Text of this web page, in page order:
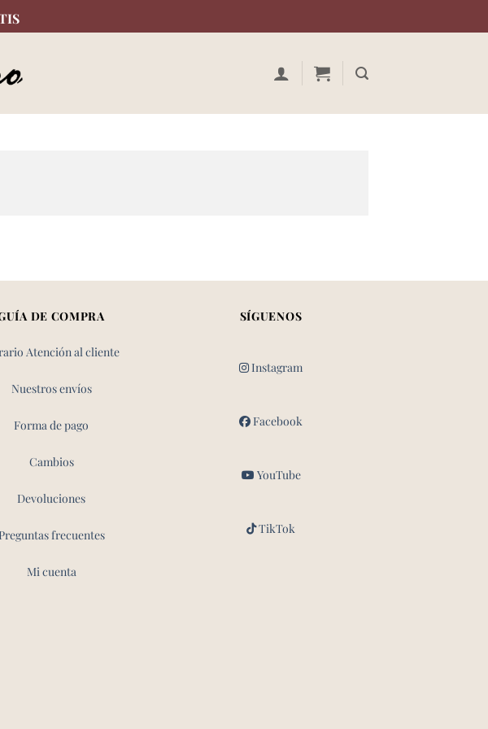
DE COMPRA
Atención al cliente
Nuestros envíos
Forma de pago
Cambios
Devoluciones
Preguntas frecuentes
Mi cuenta
SÍGUENOS
Instagram
Facebook
YouTube
TikTok